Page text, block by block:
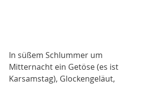
In süßem Schlummer um
Mitternacht ein Getöse (es ist
Karsamstag), Glockengeläut,